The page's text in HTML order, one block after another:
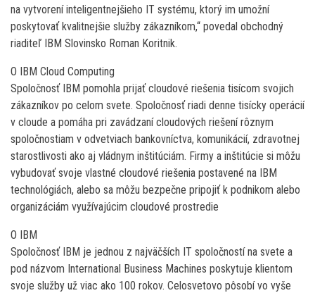
na vytvorení inteligentnejšieho IT systému, ktorý im umožní
poskytovať kvalitnejšie služby zákazníkom,“ povedal obchodný
riaditeľ IBM Slovinsko Roman Koritnik.
O IBM Cloud Computing
Spoločnosť IBM pomohla prijať cloudové riešenia tisícom svojich
zákazníkov po celom svete. Spoločnosť riadi denne tisícky operácií
v cloude a pomáha pri zavádzaní cloudových riešení rôznym
spoločnostiam v odvetviach bankovníctva, komunikácií, zdravotnej
starostlivosti ako aj vládnym inštitúciám. Firmy a inštitúcie si môžu
vybudovať svoje vlastné cloudové riešenia postavené na IBM
technológiách, alebo sa môžu bezpečne pripojiť k podnikom alebo
organizáciám využívajúcim cloudové prostredie
O IBM
Spoločnosť IBM je jednou z najväčších IT spoločností na svete a
pod názvom International Business Machines poskytuje klientom
svoje služby už viac ako 100 rokov. Celosvetovo pôsobí vo vyše